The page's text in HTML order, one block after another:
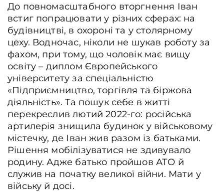
До повномасштабного вторгнення Іван
встиг попрацювати у різних сферах: на
будівництві, в охороні та у столярному
цеху. Водночас, ніколи не шукав роботу за
фахом, при тому, що чоловік має вищу
освіту – диплом Європейського
університету за спеціальністю
«Підприємництво, торгівля та біржова
діяльність». Та пошук себе в житті
перекреслив лютий 2022-го: російська
артилерія знищила будинок у військовому
містечку, де Іван жив разом із батьками.
Рішення мобілізуватися не здивувало
родину. Адже батько пройшов АТО й
служив на початку великої війни. Мати у
війську й досі.